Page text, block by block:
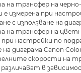
на трансфер на черно-
е измерена при
с използване на
на трансфер на
при настройки по
на диаграма Canon
скорости на
различават в